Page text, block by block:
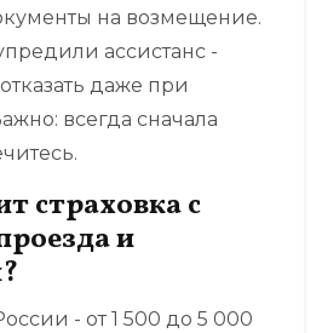
на возмещение.
ассистанс -
даже при
всегда сначала
страховка с
и
- от 1 500 до 5 000